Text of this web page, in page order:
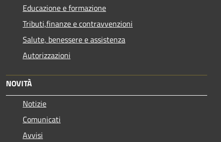
Educazione e formazione
Tributi,finanze e contravvenzioni
Salute, benessere e assistenza
Autorizzazioni
NOVITÀ
Notizie
Comunicati
Avvisi